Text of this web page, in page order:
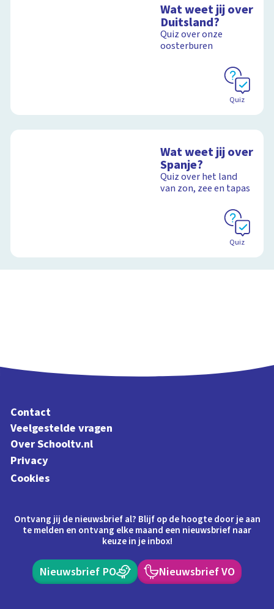
Wat weet jij over
Duitsland?
Quiz over onze
oosterburen
Quiz
Wat weet jij over
Spanje?
Quiz over het land
van zon, zee en tapas
Quiz
Contact
Veelgestelde vragen
Over Schooltv.nl
Privacy
Cookies
Ontvang jij de nieuwsbrief al? Blijf op de hoogte door je aan
te melden en ontvang elke maand een nieuwsbrief naar
keuze in je inbox!
Nieuwsbrief PO Nieuwsbrief VO